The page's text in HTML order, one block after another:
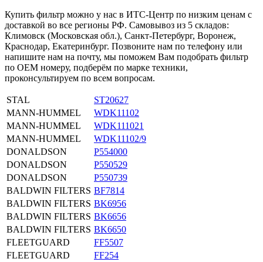
Купить фильтр можно у нас в ИТС-Центр по низким ценам с
доставкой во все регионы РФ. Самовывоз из 5 складов:
Климовск (Московская обл.), Санкт-Петербург, Воронеж,
Краснодар, Екатеринбург. Позвоните нам по телефону или
напишите нам на почту, мы поможем Вам подобрать фильтр
по OEM номеру, подберём по марке техники,
проконсультируем по всем вопросам.
STAL
ST20627
MANN-HUMMEL
WDK11102
MANN-HUMMEL
WDK111021
MANN-HUMMEL
WDK11102/9
DONALDSON
P554000
DONALDSON
P550529
DONALDSON
P550739
BALDWIN FILTERS BF7814
BALDWIN FILTERS BK6956
BALDWIN FILTERS BK6656
BALDWIN FILTERS BK6650
FLEETGUARD
FF5507
FLEETGUARD
FF254